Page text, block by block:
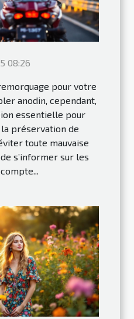
08:26
pour votre
anodin, cependant,
essentielle pour
préservation de
toute mauvaise
s’informer sur les